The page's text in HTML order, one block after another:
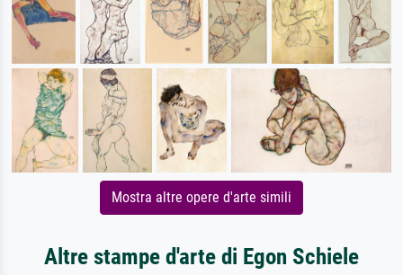
Mostra altre opere d'arte simili
Altre stampe d'arte di Egon Schiele